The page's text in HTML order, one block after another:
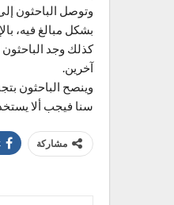
وتوصل الباحثون
بشكل مبالغ فيه،
كذلك وجد
آخرين.
وينصح الباحثون
سنا فيجب ألا
مشاركة